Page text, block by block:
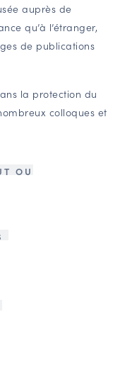
auprès de
qu’à l’étranger,
de publications
la protection du
colloques et
OU